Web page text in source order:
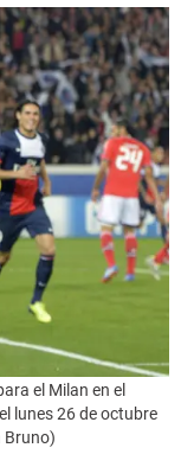
el Milan en el
lunes 26 de octubre
Bruno)